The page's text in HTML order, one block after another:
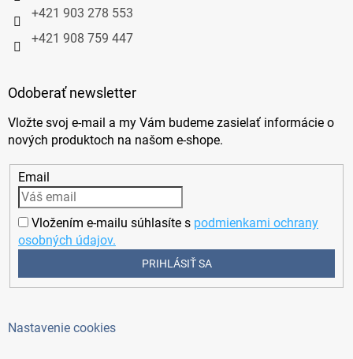
+421 903 278 553
+421 908 759 447
Odoberať newsletter
Vložte svoj e-mail a my Vám budeme zasielať informácie o
nových produktoch na našom e-shope.
Email
Vložením e-mailu súhlasíte s podmienkami ochrany
osobných údajov.
PRIHLÁSIŤ SA
Nastavenie cookies